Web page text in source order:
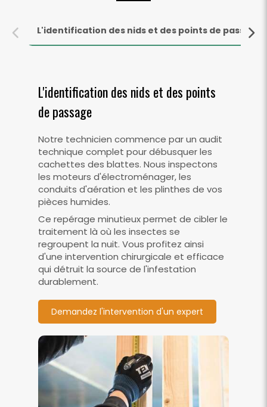
L'identification des nids et des points de passage
L'identification des nids et des points
de passage
Notre technicien commence par un audit
technique complet pour débusquer les
cachettes des blattes. Nous inspectons
les moteurs d'électroménager, les
conduits d'aération et les plinthes de vos
pièces humides.
Ce repérage minutieux permet de cibler le
traitement là où les insectes se
regroupent la nuit. Vous profitez ainsi
d'une intervention chirurgicale et efficace
qui détruit la source de l'infestation
durablement.
Demandez l'intervention d'un expert